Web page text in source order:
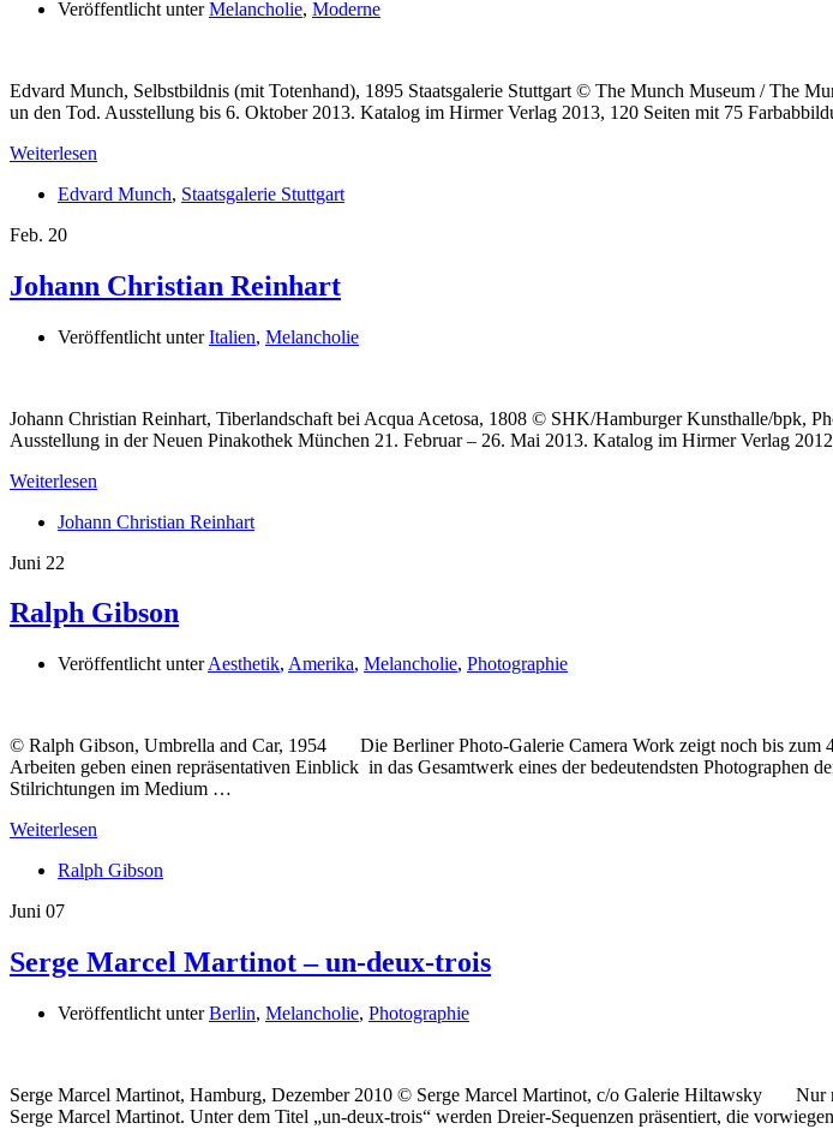
Veröffentlicht unterMelancholie, Moderne
Edvard Munch, Selbstbildnis (mit Totenhand), 1895 Staatsgalerie Stuttgart © The Munch Museum /
un den Tod. Ausstellung bis 6. Oktober 2013. Katalog im Hirmer Verlag 2013, 120 Seiten mit 75
Weiterlesen
Edvard Munch, Staatsgalerie Stuttgart
Feb. 20
Johann Christian Reinhart
Veröffentlicht unterItalien, Melancholie
Johann Christian Reinhart, Tiberlandschaft bei Acqua Acetosa, 1808 © SHK/Hamburger Kunsthalle/bpk,
Ausstellung in der Neuen Pinakothek München 21. Februar – 26. Mai 2013. Katalog im Hirmer Verlag
Weiterlesen
Johann Christian Reinhart
Juni 22
Ralph Gibson
Veröffentlicht unterAesthetik, Amerika, Melancholie, Photographie
© Ralph Gibson, Umbrella and Car, 1954 Die Berliner Photo-Galerie Camera Work zeigt noch bis zum
Arbeiten geben einen repräsentativen Einblick in das Gesamtwerk eines der bedeutendsten Photographen
Stilrichtungen im Medium …
Weiterlesen
Ralph Gibson
Juni 07
Serge Marcel Martinot – un-deux-trois
Veröffentlicht unterBerlin, Melancholie, Photographie
Serge Marcel Martinot, Hamburg, Dezember 2010 © Serge Marcel Martinot, c/o Galerie Hiltawsky Nur
Serge Marcel Martinot. Unter dem Titel „un-deux-trois“ werden Dreier-Sequenzen präsentiert, die